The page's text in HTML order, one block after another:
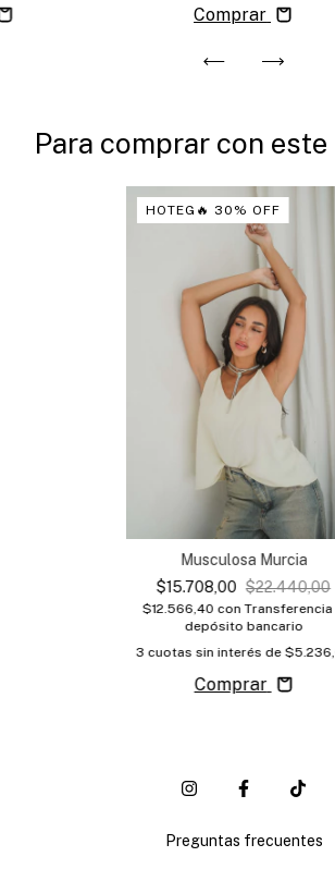
Comprar
Para comprar con
HOTEG🔥 30% OFF
Musculosa Murcia
$15.708,00 $22.440,00
$12.566,40 con Transferencia
depósito bancario
3 cuotas sin interés de
Comprar
Preguntas frecuentes